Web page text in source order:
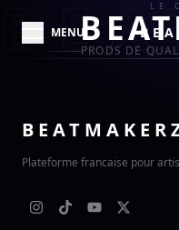
MENU
LE
PRODS DE
Plateforme francaise pour